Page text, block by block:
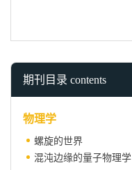
期刊目录 contents
物理学
螺旋的世界
混沌边缘的量子物理学